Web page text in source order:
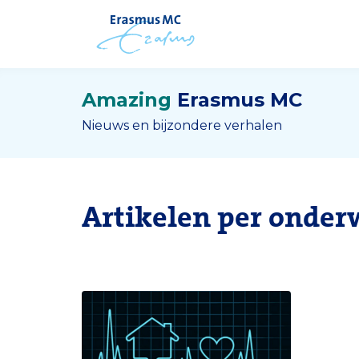
Amazing Erasmus MC
Nieuws en bijzondere verhalen
Artikelen per